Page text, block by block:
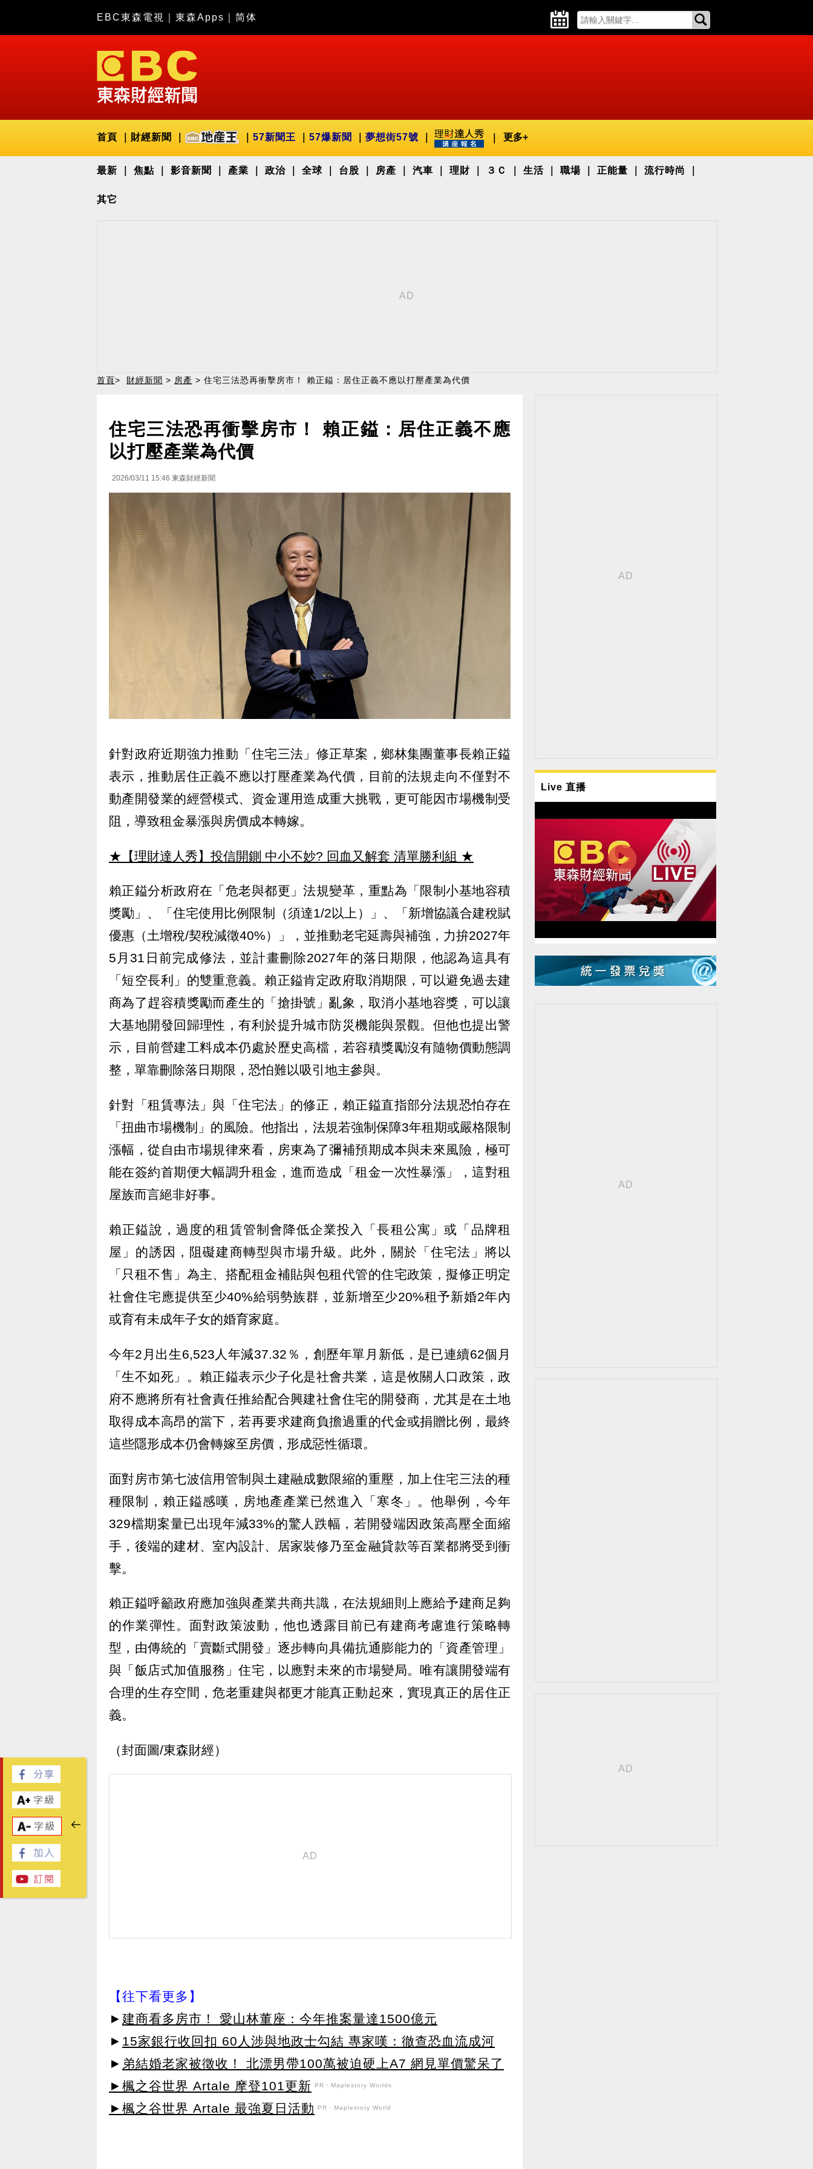
EBC東森電視 東森Apps 简体
首頁 財經新聞 57新聞王 57爆新聞 夢想街57號 更多+
最新 焦點 影音新聞 產業 政治 全球 台股 房產 汽車 理財 ３Ｃ 生活 職場 正能量 流行時尚
其它
首頁> 財經新聞 > 房產 > 住宅三法恐再衝擊房市！ 賴正鎰：居住正義不應以打壓產業為代價
住宅三法恐再衝擊房市！ 賴正鎰：居住正義不應
以打壓產業為代價
2026/03/11 15:46 東森財經新聞
針對政府近期強力推動「住宅三法」修正草案，鄉林集團董事長賴正鎰
表示，推動居住正義不應以打壓產業為代價，目前的法規走向不僅對不
動產開發業的經營模式、資金運用造成重大挑戰，更可能因市場機制受
阻，導致租金暴漲與房價成本轉嫁。
★【理財達人秀】投信開鍘 中小不妙? 回血又解套 清單勝利組 ★
賴正鎰分析政府在「危老與都更」法規變革，重點為「限制小基地容積
獎勵」、「住宅使用比例限制（須達1/2以上）」、「新增協議合建稅賦
優惠（土增稅/契稅減徵40%）」，並推動老宅延壽與補強，力拚2027年
5月31日前完成修法，並計畫刪除2027年的落日期限，他認為這具有
「短空長利」的雙重意義。賴正鎰肯定政府取消期限，可以避免過去建
商為了趕容積獎勵而產生的「搶掛號」亂象，取消小基地容獎，可以讓
大基地開發回歸理性，有利於提升城市防災機能與景觀。但他也提出警
示，目前營建工料成本仍處於歷史高檔，若容積獎勵沒有隨物價動態調
整，單靠刪除落日期限，恐怕難以吸引地主參與。
針對「租賃專法」與「住宅法」的修正，賴正鎰直指部分法規恐怕存在
「扭曲市場機制」的風險。他指出，法規若強制保障3年租期或嚴格限制
漲幅，從自由市場規律來看，房東為了彌補預期成本與未來風險，極可
能在簽約首期便大幅調升租金，進而造成「租金一次性暴漲」，這對租
屋族而言絕非好事。
賴正鎰說，過度的租賃管制會降低企業投入「長租公寓」或「品牌租
屋」的誘因，阻礙建商轉型與市場升級。此外，關於「住宅法」將以
「只租不售」為主、搭配租金補貼與包租代管的住宅政策，擬修正明定
社會住宅應提供至少40%給弱勢族群，並新增至少20%租予新婚2年內
或育有未成年子女的婚育家庭。
今年2月出生6,523人年減37.32％，創歷年單月新低，是已連續62個月
「生不如死」。賴正鎰表示少子化是社會共業，這是攸關人口政策，政
府不應將所有社會責任推給配合興建社會住宅的開發商，尤其是在土地
取得成本高昂的當下，若再要求建商負擔過重的代金或捐贈比例，最終
這些隱形成本仍會轉嫁至房價，形成惡性循環。
面對房市第七波信用管制與土建融成數限縮的重壓，加上住宅三法的種
種限制，賴正鎰感嘆，房地產產業已然進入「寒冬」。他舉例，今年
329檔期案量已出現年減33%的驚人跌幅，若開發端因政策高壓全面縮
手，後端的建材、室內設計、居家裝修乃至金融貸款等百業都將受到衝
擊。
賴正鎰呼籲政府應加強與產業共商共識，在法規細則上應給予建商足夠
的作業彈性。面對政策波動，他也透露目前已有建商考慮進行策略轉
型，由傳統的「賣斷式開發」逐步轉向具備抗通膨能力的「資產管理」
與「飯店式加值服務」住宅，以應對未來的市場變局。唯有讓開發端有
合理的生存空間，危老重建與都更才能真正動起來，實現真正的居住正
義。
（封面圖/東森財經）
【往下看更多】
► 建商看多房市！ 愛山林董座：今年推案量達1500億元
► 15家銀行收回扣 60人涉與地政士勾結 專家嘆：徹查恐血流成河
► 弟結婚老家被徵收！ 北漂男帶100萬被迫硬上A7 網見單價驚呆了
►楓之谷世界 Artale 摩登101更新
PR・Maplestory Worlds
►楓之谷世界 Artale 最強夏日活動 PR・Maplestory World
Live 直播